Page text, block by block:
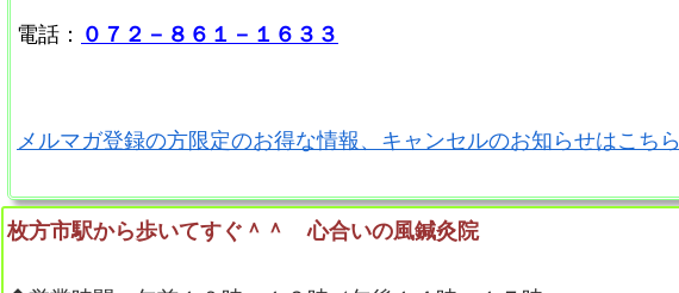
電話： ０７２－８６１－１６３３
メルマガ登録の方限定のお得な情報、キャンセルのお知らせはこちら
枚方市駅から歩いてすぐ＾＾ 心合いの風鍼灸院